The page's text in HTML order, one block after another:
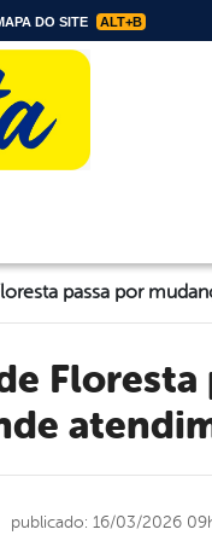
DO SITE ALT+B
publicado: 16/03/2026